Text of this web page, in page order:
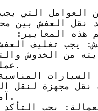
العوامل التي
نقل العفش بين
هذه المعايير:
من الخدوش
عملية النقل.
نقل مجهزة لنقل
آمن ومناسب.